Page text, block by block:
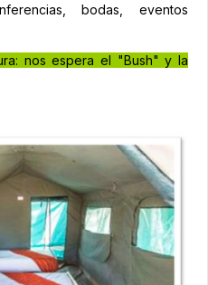
bodas, eventos
nos espera el "Bush" y la